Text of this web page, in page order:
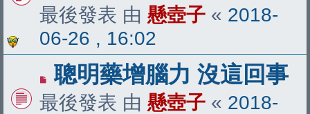
最後發表 由 懸壺子 « 2018-
06-26 , 16:02
聰明藥增腦力 沒這回事
最後發表 由 懸壺子 « 2018-